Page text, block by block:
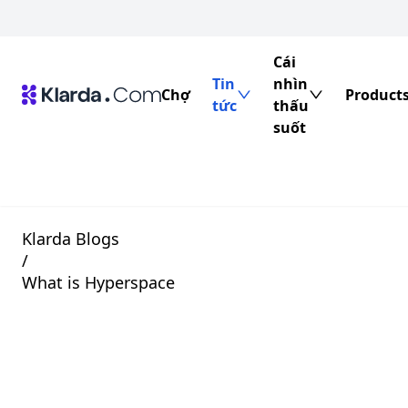
Chợ
Tin
tức
Cái
nhìn
thấu
suốt
Klarda Blogs
/
What is Hyperspace